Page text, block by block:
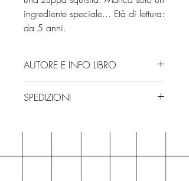
ingrediente speciale... Età di lettura:
da 5 anni.
AUTORE E INFO LIBRO
Editore: Piemme
Edizione: 2025
Età di lettura: da 5 anni
SPEDIZIONI
3/4 giorni, secondo disponibilità